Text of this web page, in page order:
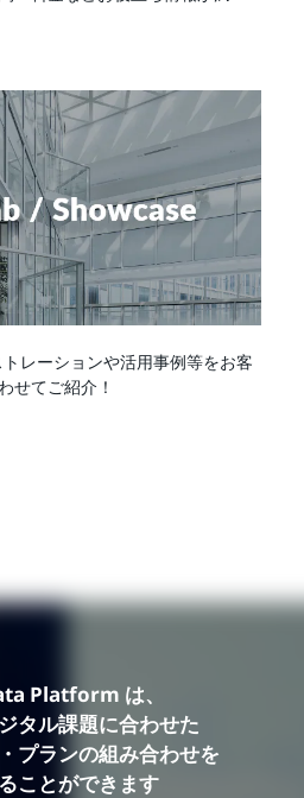
レーションや活用事例等をお客
せてご紹介！
Platform は、
タル課題に合わせた
プランの組み合わせを
ことができます